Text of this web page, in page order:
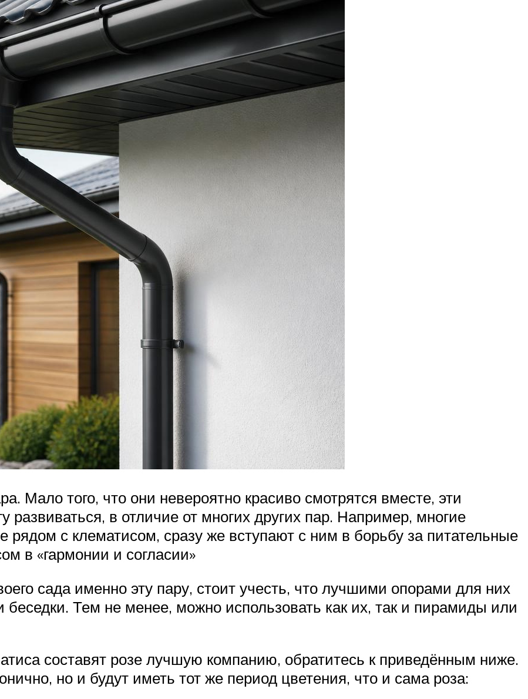
Мало того, что они невероятно красиво смотрятся вместе, эти
развиваться, в отличие от многих других пар. Например, многие
рядом с клематисом, сразу же вступают с ним в борьбу за питательные
в «гармонии и согласии»
сада именно эту пару, стоит учесть, что лучшими опорами для них
Тем не менее, можно использовать как их, так и пирамиды или
составят розе лучшую компанию, обратитесь к приведённым ниже.
но и будут иметь тот же период цветения, что и сама роза: